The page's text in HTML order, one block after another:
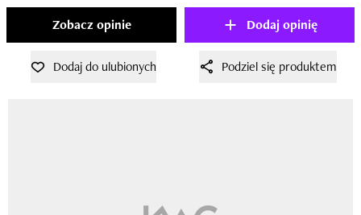
Zobacz opinie Dodaj opinię
Dodaj do ulubionych Podziel się produktem